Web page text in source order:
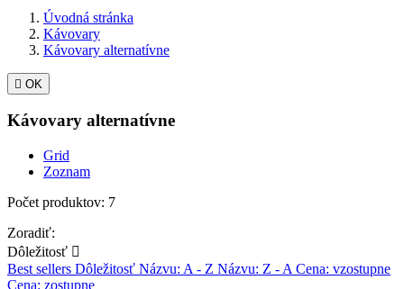
Úvodná stránka
Kávovary
Kávovary alternatívne
 OK
Kávovary alternatívne
Grid
Zoznam
Počet produktov: 7
Zoradiť:
Dôležitosť 
Best sellers Dôležitosť Názvu: A - Z Názvu: Z - A Cena: vzostupne
Cena: zostupne